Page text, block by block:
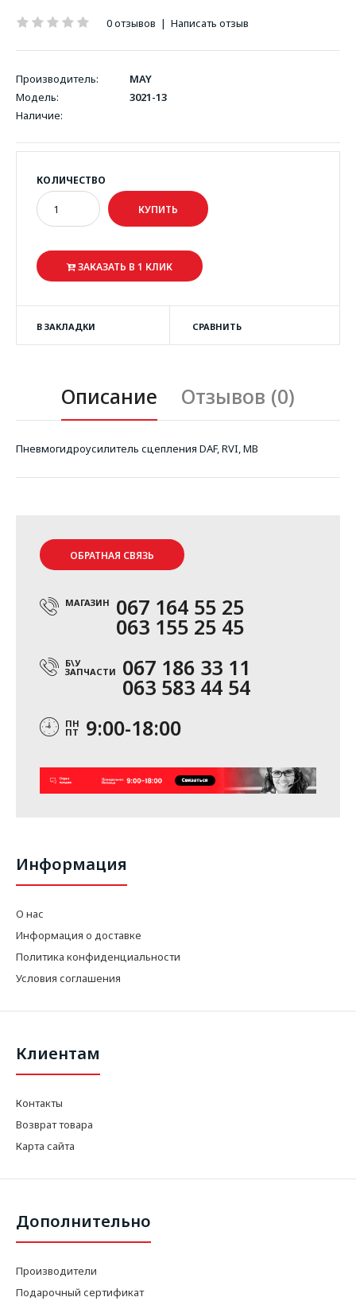
0 отзывов | Написать отзыв
Производитель:
MAY
Модель:
3021-13
Наличие:
КОЛИЧЕСТВО
ЗАКАЗАТЬ В 1 КЛИК
В ЗАКЛАДКИ СРАВНИТЬ
Описание Отзывов (0)
Пневмогидроусилитель сцепления DAF, RVI, MB
ОБРАТНАЯ СВЯЗЬ
МАГАЗИН 067 164 55 25
063 155 25 45
Б\У
ЗАПЧАСТИ 067 186 33 11
063 583 44 54
ПН
ПТ 9:00-18:00
Информация
О нас
Информация о доставке
Политика конфиденциальности
Условия соглашения
Клиентам
Контакты
Возврат товара
Карта сайта
Дополнительно
Производители
Подарочный сертификат